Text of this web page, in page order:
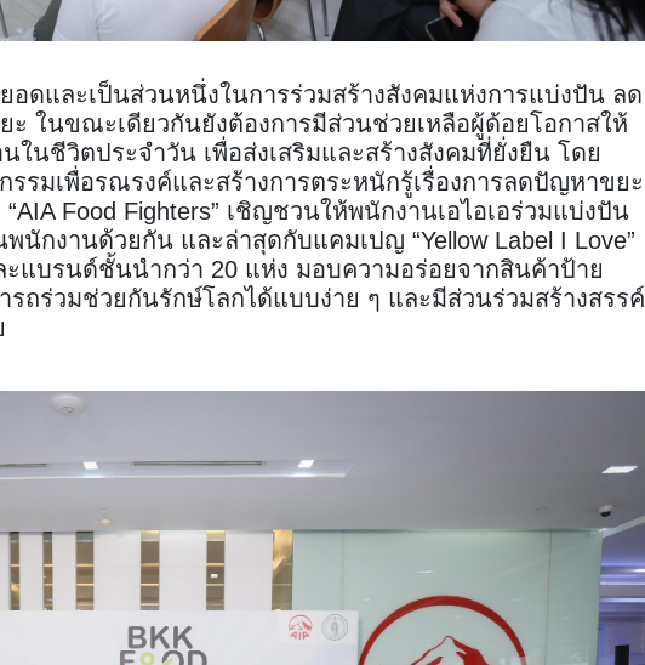
อดและเป็นส่วนหนึ่งในการร่วมสร้างสังคมแห่งการแบ่งปัน ลด
ในขณะเดียวกันยังต้องการมีส่วนช่วยเหลือผู้ด้อยโอกาสให้
ในชีวิตประจำวัน เพื่อส่งเสริมและสร้างสังคมที่ยั่งยืน โดย
รรมเพื่อรณรงค์และสร้างการตระหนักรู้เรื่องการลดปัญหาขยะ
Food Fighters” เชิญชวนให้พนักงานเอไอเอร่วมแบ่งปัน
นักงานด้วยกัน และล่าสุดกับแคมเปญ “Yellow Label I Love”
แบรนด์ชั้นนำกว่า 20 แห่ง มอบความอร่อยจากสินค้าป้าย
ถร่วมช่วยกันรักษ์โลกได้แบบง่าย ๆ และมีส่วนร่วมสร้างสรรค์